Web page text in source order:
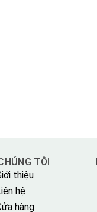
TÔI
thiệu
hệ
hàng